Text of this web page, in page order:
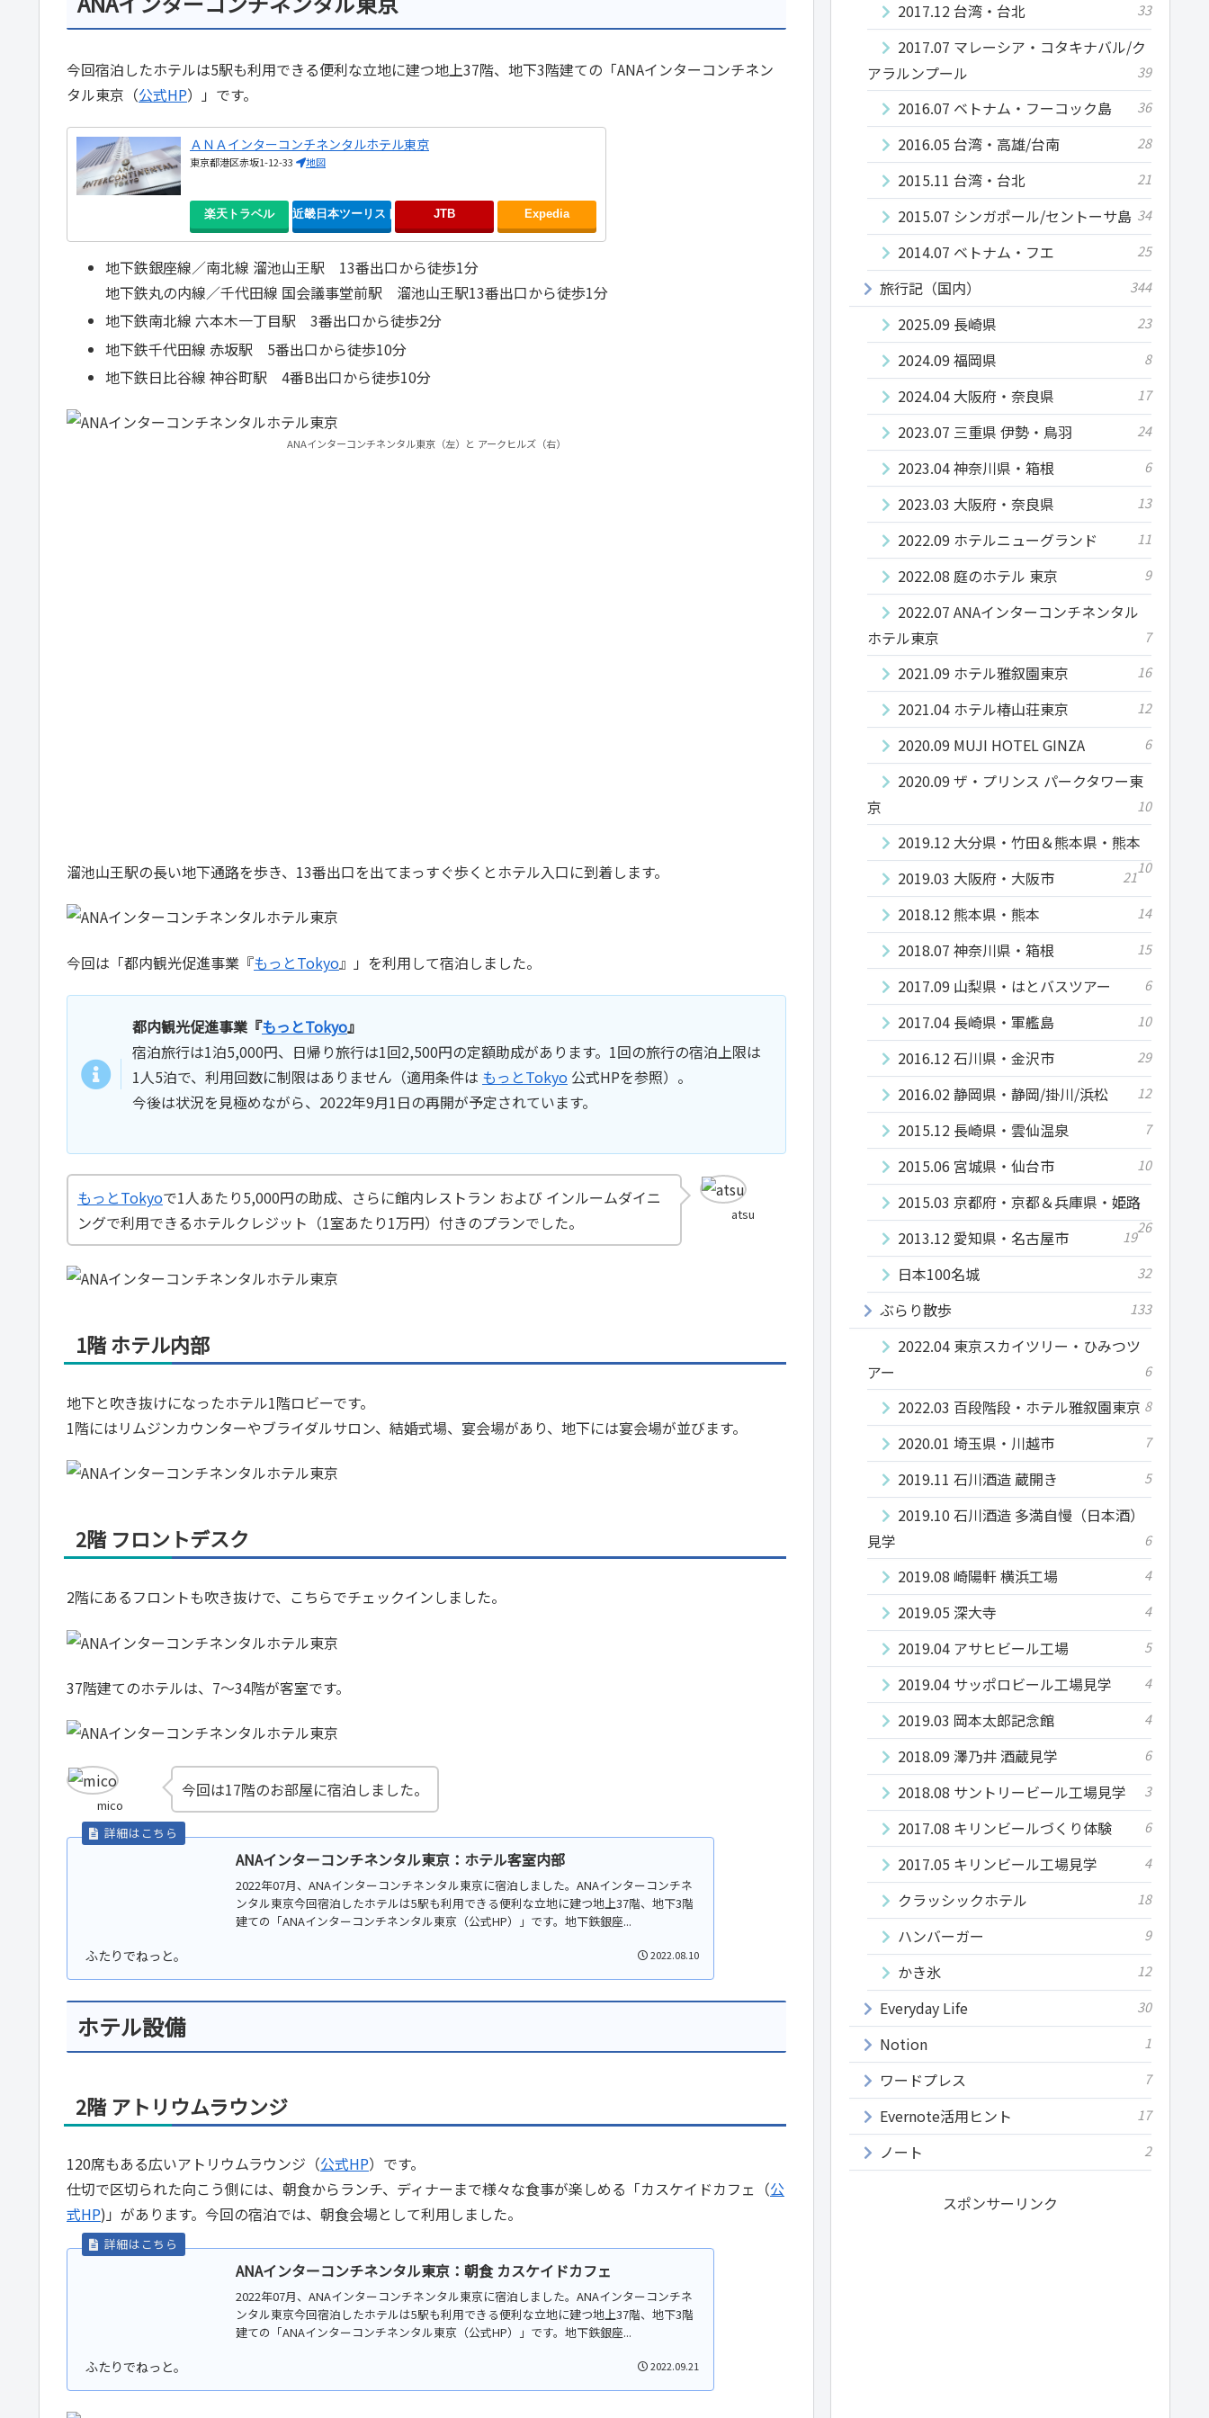
今回宿泊したホテルは5駅も利用できる便利な立地に建つ地上37階、地下3階建ての「ANAインターコンチネン
タル東京（公式HP）」です。
ＡＮＡインターコンチネンタルホテル東京
東京都港区赤坂1-12-33 地図
楽天トラベル 近畿日本ツーリスト JTB Expedia
地下鉄銀座線／南北線 溜池山王駅 13番出口から徒歩1分
地下鉄丸の内線／千代田線 国会議事堂前駅 溜池山王駅13番出口から徒歩1分
地下鉄南北線 六本木一丁目駅 3番出口から徒歩2分
地下鉄千代田線 赤坂駅 5番出口から徒歩10分
地下鉄日比谷線 神谷町駅 4番B出口から徒歩10分
ANAインターコンチネンタル東京（左）と アークヒルズ（右）
溜池山王駅の長い地下通路を歩き、13番出口を出てまっすぐ歩くとホテル入口に到着します。
今回は「都内観光促進事業『もっとTokyo』」を利用して宿泊しました。
都内観光促進事業『もっとTokyo』
宿泊旅行は1泊5,000円、日帰り旅行は1回2,500円の定額助成があります。1回の旅行の宿泊上限は
1人5泊で、利用回数に制限はありません（適用条件は もっとTokyo 公式HPを参照）。
今後は状況を見極めながら、2022年9月1日の再開が予定されています。
atsu
もっとTokyoで1人あたり5,000円の助成、さらに館内レストラン および インルームダイニ
ングで利用できるホテルクレジット（1室あたり1万円）付きのプランでした。
1階 ホテル内部
地下と吹き抜けになったホテル1階ロビーです。
1階にはリムジンカウンターやブライダルサロン、結婚式場、宴会場があり、地下には宴会場が並びます。
2階 フロントデスク
2階にあるフロントも吹き抜けで、こちらでチェックインしました。
37階建てのホテルは、7～34階が客室です。
mico
今回は17階のお部屋に宿泊しました。
ANAインターコンチネンタル東京：ホテル客室内部
2022年07月、ANAインターコンチネンタル東京に宿泊しました。ANAインターコンチネ
ンタル東京今回宿泊したホテルは5駅も利用できる便利な立地に建つ地上37階、地下3階
建ての「ANAインターコンチネンタル東京（公式HP）」です。地下鉄銀座...
2022.08.10
ホテル設備
2階 アトリウムラウンジ
120席もある広いアトリウムラウンジ（公式HP）です。
仕切で区切られた向こう側には、朝食からランチ、ディナーまで様々な食事が楽しめる「カスケイドカフェ（公
式HP)」があります。今回の宿泊では、朝食会場として利用しました。
ANAインターコンチネンタル東京：朝食 カスケイドカフェ
2022年07月、ANAインターコンチネンタル東京に宿泊しました。ANAインターコンチネ
ンタル東京今回宿泊したホテルは5駅も利用できる便利な立地に建つ地上37階、地下3階
建ての「ANAインターコンチネンタル東京（公式HP）」です。地下鉄銀座...
2022.09.21
2017.12 台湾・台北 33
2017.07 マレーシア・コタキナバル/ク
アラルンプール
39
2016.07 ベトナム・フーコック島 36
2016.05 台湾・高雄/台南 28
2015.11 台湾・台北 21
2015.07 シンガポール/セントーサ島 34
2014.07 ベトナム・フエ 25
旅行記（国内） 344
2025.09 長崎県 23
2024.09 福岡県 8
2024.04 大阪府・奈良県 17
2023.07 三重県 伊勢・鳥羽 24
2023.04 神奈川県・箱根 6
2023.03 大阪府・奈良県 13
2022.09 ホテルニューグランド 11
2022.08 庭のホテル 東京 9
2022.07 ANAインターコンチネンタル
ホテル東京
7
2021.09 ホテル雅叙園東京 16
2021.04 ホテル椿山荘東京 12
2020.09 MUJI HOTEL GINZA 6
2020.09 ザ・プリンス パークタワー東
京
10
2019.12 大分県・竹田＆熊本県・熊本
10
2019.03 大阪府・大阪市 21
2018.12 熊本県・熊本 14
2018.07 神奈川県・箱根 15
2017.09 山梨県・はとバスツアー 6
2017.04 長崎県・軍艦島 10
2016.12 石川県・金沢市 29
2016.02 静岡県・静岡/掛川/浜松 12
2015.12 長崎県・雲仙温泉 7
2015.06 宮城県・仙台市 10
2015.03 京都府・京都＆兵庫県・姫路
26
2013.12 愛知県・名古屋市 19
日本100名城 32
ぶらり散歩 133
2022.04 東京スカイツリー・ひみつツ
アー
6
2022.03 百段階段・ホテル雅叙園東京 8
2020.01 埼玉県・川越市 7
2019.11 石川酒造 蔵開き 5
2019.10 石川酒造 多満自慢（日本酒）
見学
6
2019.08 崎陽軒 横浜工場 4
2019.05 深大寺 4
2019.04 アサヒビール工場 5
2019.04 サッポロビール工場見学 4
2019.03 岡本太郎記念館 4
2018.09 澤乃井 酒蔵見学 6
2018.08 サントリービール工場見学 3
2017.08 キリンビールづくり体験 6
2017.05 キリンビール工場見学 4
クラッシックホテル 18
ハンバーガー 9
かき氷 12
Everyday Life 30
Notion 1
ワードプレス 7
Evernote活用ヒント 17
ノート 2
スポンサーリンク